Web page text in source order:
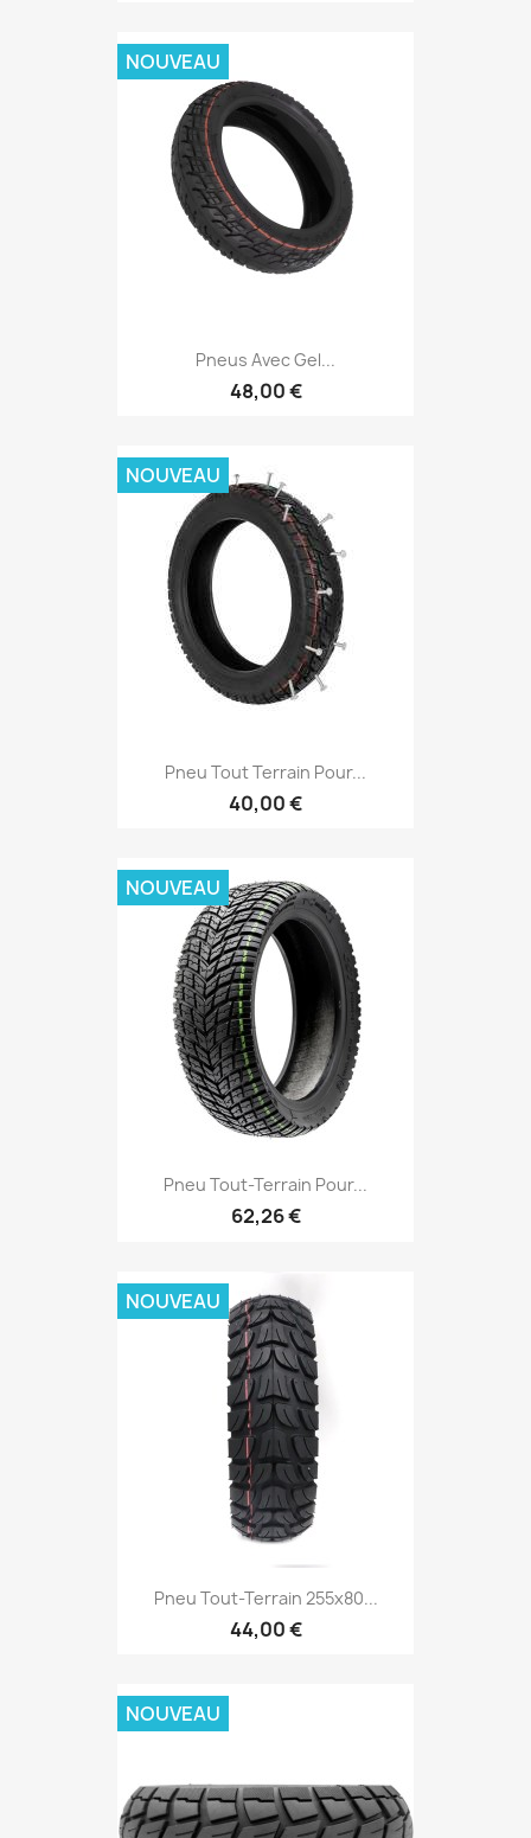
Pneus Avec Gel...
48,00 €
NOUVEAU
Pneu Tout Terrain Pour...
40,00 €
NOUVEAU
Pneu Tout-Terrain Pour...
62,26 €
NOUVEAU
Pneu Tout-Terrain 255x80...
44,00 €
NOUVEAU
NOUVEAU